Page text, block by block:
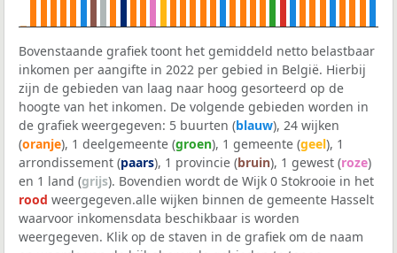
Bovenstaande grafiek toont het gemiddeld netto belastbaar
inkomen per aangifte in 2022 per gebied in België. Hierbij
zijn de gebieden van laag naar hoog gesorteerd op de
hoogte van het inkomen. De volgende gebieden worden in
de grafiek weergegeven: 5 buurten (blauw), 24 wijken
(oranje), 1 deelgemeente (groen), 1 gemeente (geel), 1
arrondissement (paars), 1 provincie (bruin), 1 gewest (roze)
en 1 land (grijs). Bovendien wordt de Wijk 0 Stokrooie in het
rood weergegeven.alle wijken binnen de gemeente Hasselt
waarvoor inkomensdata beschikbaar is worden
weergegeven. Klik op de staven in de grafiek om de naam